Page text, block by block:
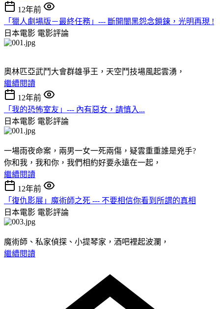
12年前
「獵人劇場版－最終任務」--- 斷開闇黑怨念鎖鍊，光明再現 !
日本電影 電影評論
奧林匹亞武鬥大會群雄爭王，天空鬥技場風起雲湧，
繼續閱讀
12年前
「我的恐怖室友」--- 內有惡女，請慎入...
日本電影 電影評論
一場雨夜命案，兩男一女一死兩傷，疑雲重重誰是兇手?
你和我，我和你，我們相約好要永遠在一起，
繼續閱讀
12年前
「復仇影展」魔術師之死 --- 不要相信你看到所謂的真相
日本電影 電影評論
魔術師、私家偵探、小提琴家，酒吧裡起波瀾，
繼續閱讀